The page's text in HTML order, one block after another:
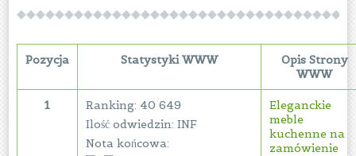
Pozycja Statystyki WWW
Opis Strony
WWW
1
Ranking: 40 649
Ilość odwiedzin: INF
Nota końcowa:
Eleganckie
meble
kuchenne na
zamówienie